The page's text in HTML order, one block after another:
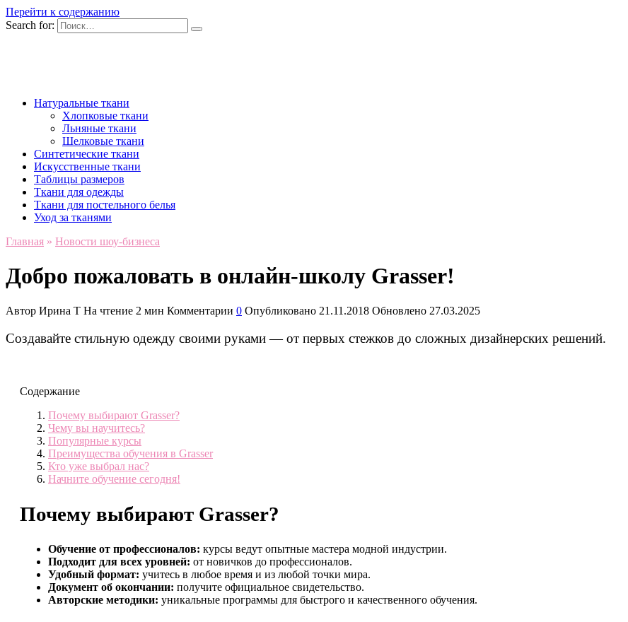
Перейти к содержанию
Search for:
Натуральные ткани
Хлопковые ткани
Льняные ткани
Шелковые ткани
Синтетические ткани
Искусственные ткани
Таблицы размеров
Ткани для одежды
Ткани для постельного белья
Уход за тканями
Главная » Новости шоу-бизнеса
Добро пожаловать в онлайн-школу Grasser!
Автор Ирина Т На чтение 2 мин Комментарии 0 Опубликовано 21.11.2018 Обновлено 27.03.2025
Создавайте стильную одежду своими руками — от первых стежков до сложных дизайнерских решений.
Содержание
Почему выбирают Grasser?
Чему вы научитесь?
Популярные курсы
Преимущества обучения в Grasser
Кто уже выбрал нас?
Начните обучение сегодня!
Почему выбирают Grasser?
Обучение от профессионалов: курсы ведут опытные мастера модной индустрии.
Подходит для всех уровней: от новичков до профессионалов.
Удобный формат: учитесь в любое время и из любой точки мира.
Документ об окончании: получите официальное свидетельство.
Авторские методики: уникальные программы для быстрого и качественного обучения.